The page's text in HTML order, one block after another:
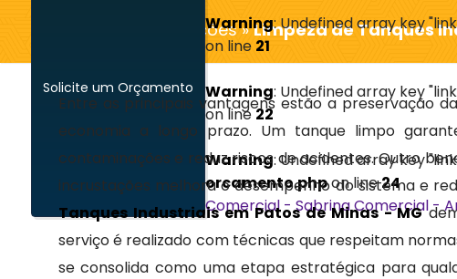
Informações »Limpeza de Tanques
Solicite um Orçamento
Warning: Undefined array key
on line 21
Warning: Undefined array key
on line22
Warning: Undefined array key
orcamento.phpon line24
Comercial - SabrinaComercial -
Entre as principais vantagens estão a preservação
economia a longo prazo. Um tanque limpo
contaminações e reduz riscos de acidentes. Outro
incrustações melhora o desempenho do sistema e
Tanques Industriais em Patos de Minas - MG
serviço é realizado com técnicas que respeitam
se consolida como uma etapa estratégica para